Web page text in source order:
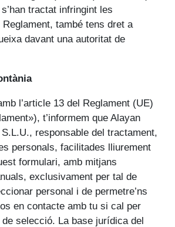
tractat infringint les
també tens dret a
davant una autoritat de
l’article 13 del Reglament (UE)
t’informem que Alayan
responsable del tractament,
personals, facilitades lliurement
formulari, amb mitjans
exclusivament per tal de
personal i de permetre’ns
en contacte amb tu si cal per
selecció. La base jurídica del